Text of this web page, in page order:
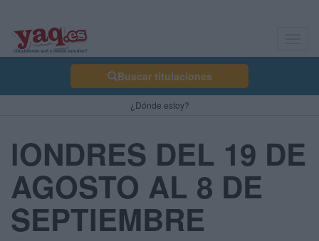
Buscar titulaciones
¿Dónde estoy?
lONDRES DEL 19 DE
AGOSTO AL 8 DE
SEPTIEMBRE